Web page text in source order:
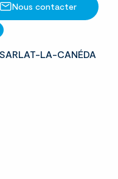
Nous contacter